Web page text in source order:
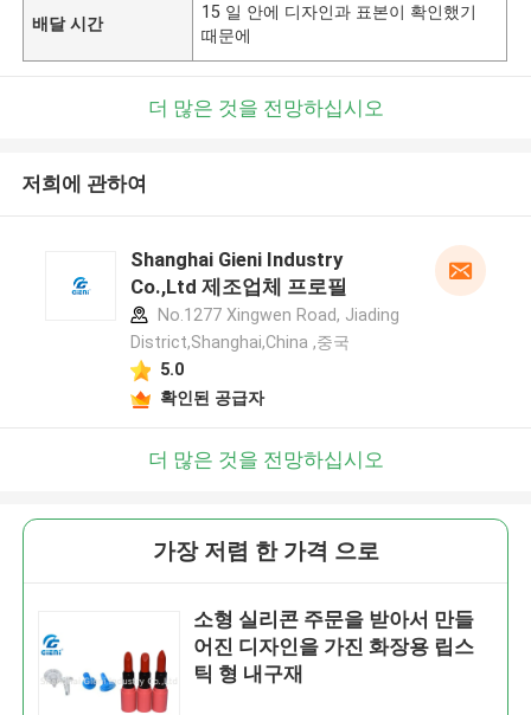
배달 시간
15 일 안에 디자인과 표본이 확인했기
때문에
더 많은 것을 전망하십시오
저희에 관하여
Shanghai Gieni Industry
Co.,Ltd 제조업체 프로필
No.1277 Xingwen Road, Jiading
District,Shanghai,China ,중국
5.0
확인된 공급자
더 많은 것을 전망하십시오
가장 저렴 한 가격 으로
소형 실리콘 주문을 받아서 만들
어진 디자인을 가진 화장용 립스
틱 형 내구재